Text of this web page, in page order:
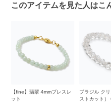
このアイテムを見た人はこ
【fine】翡翠 4mmブレスレ
ット
ブラジル ク
ストカット）